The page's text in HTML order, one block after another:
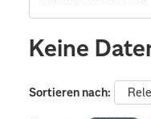
Keine
Sortieren nach